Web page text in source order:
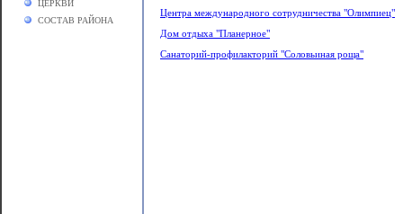
ЦЕРКВИ
СОСТАВ РАЙОНА
Центра международного сотрудничества "Олимпиец"
Дом отдыха "Планерное"
Санаторий-профилакторий "Соловьиная роща"